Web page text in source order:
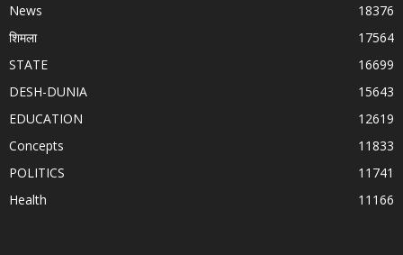
News
18376
शिमला
17564
STATE
16699
DESH-DUNIA
15643
EDUCATION
12619
Concepts
11833
POLITICS
11741
Health
11166